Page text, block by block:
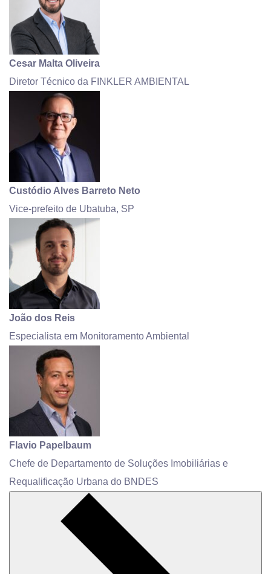
Cesar Malta Oliveira
Diretor Técnico da FINKLER AMBIENTAL
Custódio Alves Barreto Neto
Vice-prefeito de Ubatuba, SP
João dos Reis
Especialista em Monitoramento Ambiental
Flavio Papelbaum
Chefe de Departamento de Soluções Imobiliárias e
Requalificação Urbana do BNDES